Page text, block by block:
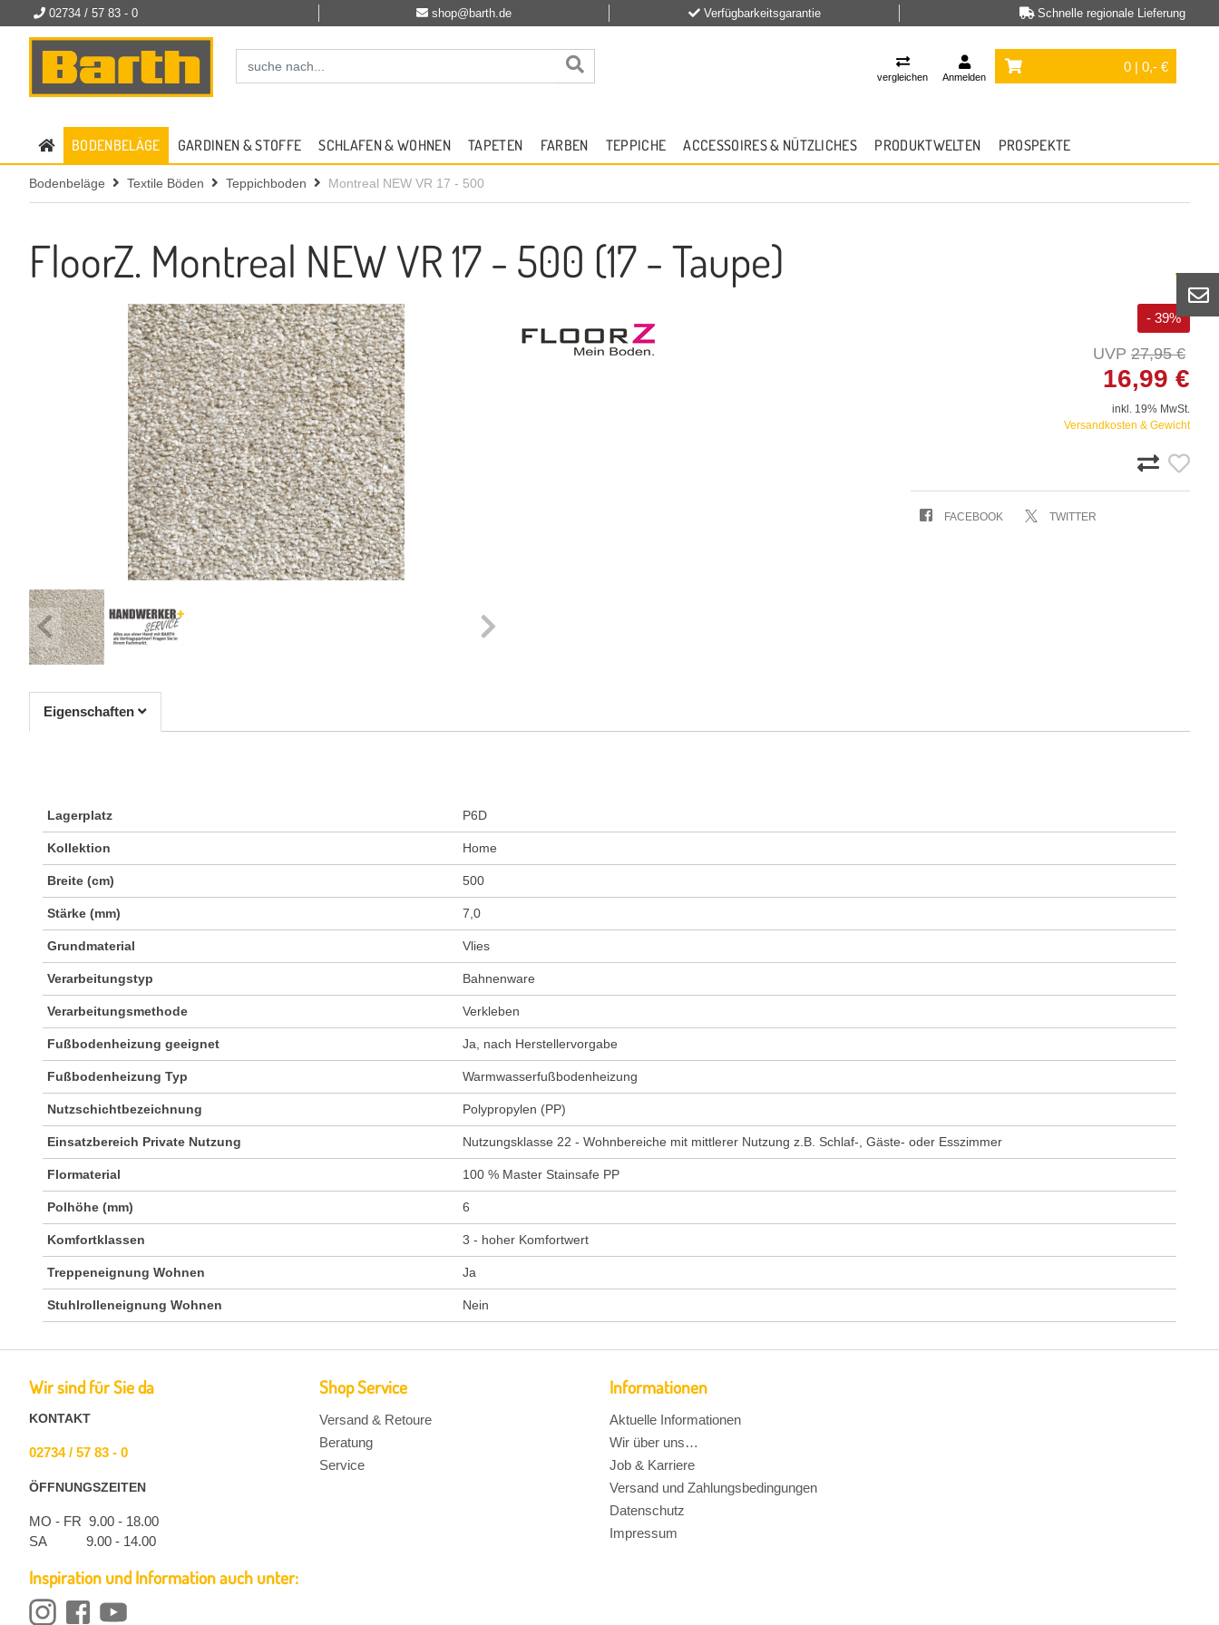
02734 / 57 83 - 0 shop@barth.de Verfügbarkeitsgarantie Schnelle regionale Lieferung
vergleichen Anmelden
0 | 0,- €
BODENBELÄGE GARDINEN & STOFFE SCHLAFEN & WOHNEN TAPETEN FARBEN TEPPICHE ACCESSOIRES & NÜTZLICHES PRODUKTWELTEN PROSPEKTE
Bodenbeläge Textile Böden Teppichboden Montreal NEW VR 17 - 500
FloorZ. Montreal NEW VR 17 - 500 (17 - Taupe)
- 39%
27,95 €
16,99 €
inkl. 19% MwSt.
Versandkosten & Gewicht
FACEBOOK TWITTER
Eigenschaften
Lagerplatz P6D
Kollektion Home
Breite (cm) 500
Stärke (mm) 7,0
Grundmaterial Vlies
Verarbeitungstyp Bahnenware
Verarbeitungsmethode Verkleben
Fußbodenheizung geeignet Ja, nach Herstellervorgabe
Fußbodenheizung Typ Warmwasserfußbodenheizung
Nutzschichtbezeichnung Polypropylen (PP)
Einsatzbereich Private Nutzung Nutzungsklasse 22 - Wohnbereiche mit mittlerer Nutzung z.B. Schlaf-, Gäste- oder Esszimmer
Flormaterial 100 % Master Stainsafe PP
Polhöhe (mm) 6
Komfortklassen 3 - hoher Komfortwert
Treppeneignung Wohnen Ja
Stuhlrolleneignung Wohnen Nein
Wir sind für Sie da
KONTAKT
02734 / 57 83 - 0
ÖFFNUNGSZEITEN
MO - FR 9.00 - 18.00
SA 9.00 - 14.00
Inspiration und Information auch unter:
Shop Service
Versand & Retoure
Beratung
Service
Informationen
Aktuelle Informationen
Wir über uns…
Job & Karriere
Versand und Zahlungsbedingungen
Datenschutz
Impressum